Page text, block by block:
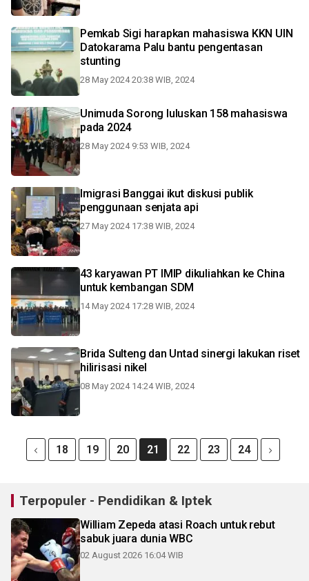
Pemkab Sigi harapkan mahasiswa KKN UIN
Datokarama Palu bantu pengentasan
stunting
28 May 2024 20:38 WIB, 2024
Unimuda Sorong luluskan 158 mahasiswa
pada 2024
28 May 2024 9:53 WIB, 2024
Imigrasi Banggai ikut diskusi publik
penggunaan senjata api
27 May 2024 17:38 WIB, 2024
43 karyawan PT IMIP dikuliahkan ke China
untuk kembangan SDM
14 May 2024 17:28 WIB, 2024
Brida Sulteng dan Untad sinergi lakukan riset
hilirisasi nikel
08 May 2024 14:24 WIB, 2024
18 19 20 21 22 23 24
Terpopuler - Pendidikan & Iptek
William Zepeda atasi Roach untuk rebut
sabuk juara dunia WBC
02 August 2026 16:04 WIB